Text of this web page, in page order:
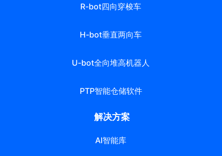
R-bot四向穿梭车
H-bot垂直两向车
U-bot全向堆高机器人
PTP智能仓储软件
解决方案
AI智能库